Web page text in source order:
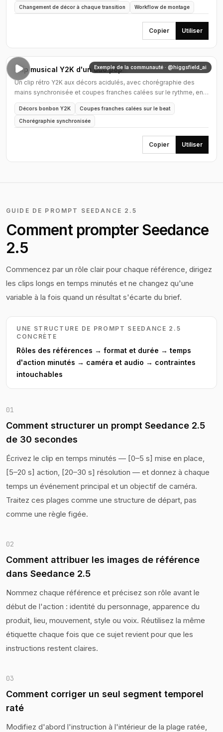
Changement de décor à chaque transition Workflow de montage
Copier Utiliser
Exemple de la communauté · @higgsfield_ai
Clip musical Y2K d'un duo pop
Un clip rétro Y2K aux décors acidulés, avec chorégraphie des
mains synchronisée et coupes franches calées sur le rythme, en
qualité de production moderne.
Décors bonbon Y2K Coupes franches calées sur le beat
Chorégraphie synchronisée
Copier Utiliser
GUIDE DE PROMPT SEEDANCE 2.5
Comment prompter Seedance
2.5
Commencez par un rôle clair pour chaque référence, dirigez
les clips longs en temps minutés et ne changez qu'une
variable à la fois quand un résultat s'écarte du brief.
UNE STRUCTURE DE PROMPT SEEDANCE 2.5
CONCRÈTE
Rôles des références → format et durée → temps
d'action minutés → caméra et audio → contraintes
intouchables
01
Comment structurer un prompt Seedance 2.5
de 30 secondes
Écrivez le clip en temps minutés — [0–5 s] mise en place,
[5–20 s] action, [20–30 s] résolution — et donnez à chaque
temps un événement principal et un objectif de caméra.
Traitez ces plages comme une structure de départ, pas
comme une règle figée.
02
Comment attribuer les images de référence
dans Seedance 2.5
Nommez chaque référence et précisez son rôle avant le
début de l'action : identité du personnage, apparence du
produit, lieu, mouvement, style ou voix. Réutilisez la même
étiquette chaque fois que ce sujet revient pour que les
instructions restent claires.
03
Comment corriger un seul segment temporel
raté
Modifiez d'abord l'instruction à l'intérieur de la plage ratée,